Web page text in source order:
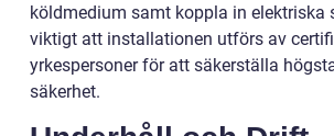
köldmedium samt koppla in elektriska
viktigt att installationen utförs av
yrkespersoner för att säkerställa
säkerhet.